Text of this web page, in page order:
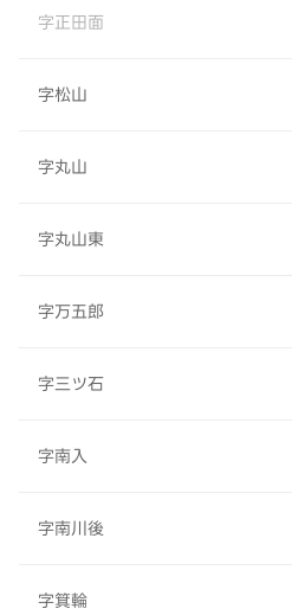
字正田面
字松山
字丸山
字丸山東
字万五郎
字三ツ石
字南入
字南川後
字箕輪